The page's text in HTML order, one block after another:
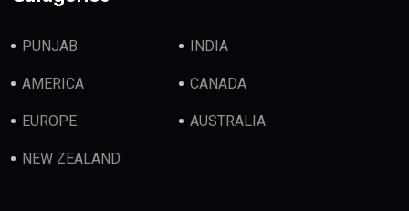
PUNJAB INDIA
AMERICA CANADA
EUROPE AUSTRALIA
NEW ZEALAND